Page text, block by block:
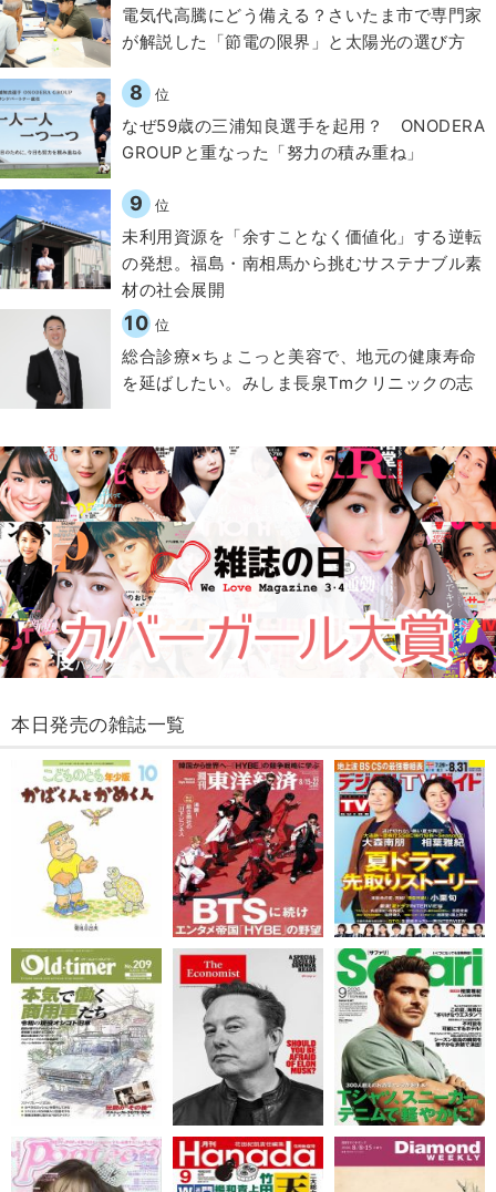
電気代高騰にどう備える？さいたま市で専門家
が解説した「節電の限界」と太陽光の選び方
8 位
なぜ59歳の三浦知良選手を起用？ ONODERA
GROUPと重なった「努力の積み重ね」
9 位
​​未利用資源を「余すことなく価値化」する逆転
の発想。福島・南相馬から挑むサステナブル素
材の社会展開​
10 位
総合診療×ちょこっと美容で、地元の健康寿命
を延ばしたい。みしま長泉Tmクリニックの志
本日発売の雑誌一覧